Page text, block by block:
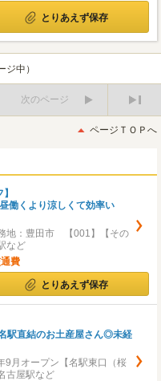
とりあえず保存
ジ中）
次のページ
後
ページＴＯＰへ
働くより涼しくて効率い
地：豊田市 【001】【その
など
費
とりあえず保存
駅直結のお土産屋さん◎未経
月オープン【名駅東口（桜
古屋駅など